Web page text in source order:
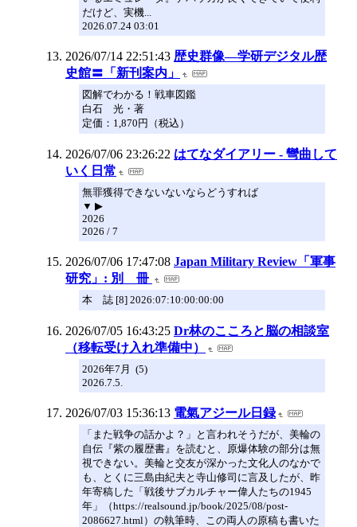
だけど、実機...
2026.07.24 03:01
2026/07/14 22:51:43 歴史群像―学研デジタル歴
史館〓「新刊案内」
図解でわかる！戦車図鑑
白石 光・著
定価：1,870円（税込）
2026/07/06 23:26:22 はてなダイアリー - 彎曲して
いく日常
無罪獲得できないないならどうすれば
▼ ▶
2026
2026 / 7
2026/07/06 17:47:08 Japan Military Review「軍事
研究」: 別 冊
本 誌 [8] 2026:07:10:00:00:00
2026/07/05 16:43:25 Dr林のこころと脳の相談室
（移転受け入れ準備中）
2026年7月 (5)
2026.7.5.
2026/07/03 15:36:13 電氣アジール日録
「また戦争の話かよ？」と言われそうだが、美輪の
自伝『紫の履歴書』を読むと、原爆体験の部分は無
視できない。美輪と交友が深かった文化人のなかで
も、とくに三島由紀夫と寺山修司に言及したが、昨
年寄稿した「戦後サブカルチャー偉人たちの1945
年」（https://realsound.jp/book/2025/08/post-
2086627.html）の執筆時、この両人の原稿も書いた